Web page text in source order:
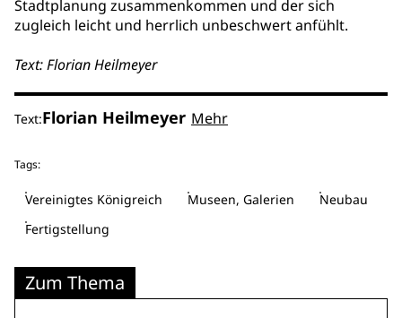
Stadtplanung zusammenkommen und der sich
zugleich leicht und herrlich unbeschwert anfühlt.
Text: Florian Heilmeyer
Text:Florian Heilmeyer Mehr
Tags:
Vereinigtes Königreich Museen, Galerien
Neubau
Fertigstellung
Zum Thema